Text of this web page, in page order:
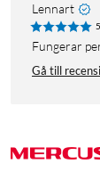
Lennart
Fungerar
Gå till